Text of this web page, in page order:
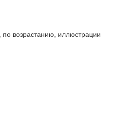
возрастанию, иллюстрации